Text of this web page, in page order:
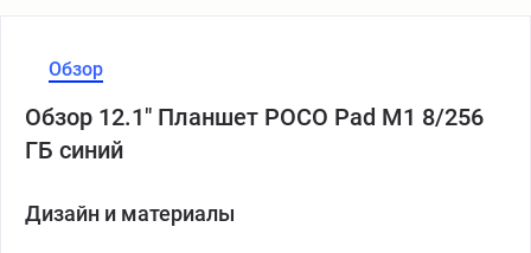
Обзор
Обзор 12.1" Планшет POCO Pad M1 8/256
ГБ синий
Дизайн и материалы